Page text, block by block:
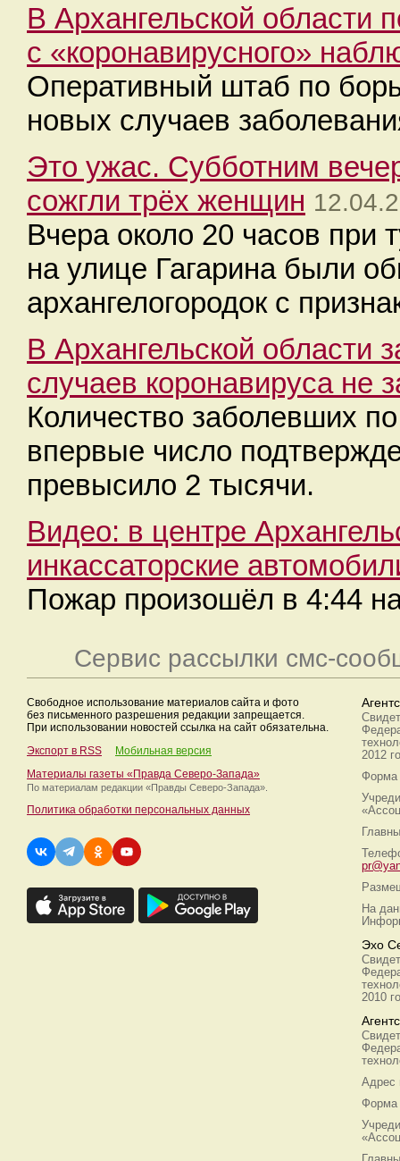
В Архангельской области
с «коронавирусного»
Оперативный штаб по
новых случаев
Это ужас. Субботним
сожгли трёх женщин
Вчера около 20 часов при
на улице Гагарина были
архангелогородок с
В Архангельской области
случаев коронавируса не
Количество заболевших
впервые число
превысило 2 тысячи.
Видео: в центре
инкассаторские
Пожар произошёл в 4:44
Сервис рассылки смс-
Свободное использование материалов сайта и фото
без письменного разрешения редакции запрещается.
При использовании новостей ссылка на сайт обязательна.
Экспорт в RSS
Мобильная версия
Материалы газеты «Правда Северо-Запада»
По материалам редакции «Правды Северо-Запада».
Политика обработки персональных данных
2012
Форма
На
Эхо
2010
Адрес
Форма